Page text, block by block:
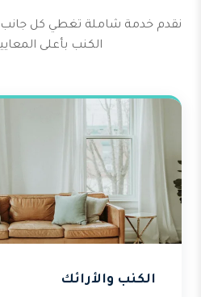
نقدم خدمة شاملة تغطي كل
الكنب بأعلى
الكنب والأرائك